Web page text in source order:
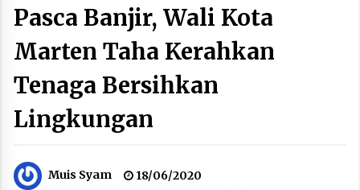
Pasca Banjir, Wali Kota
Marten Taha Kerahkan
Tenaga Bersihkan
Lingkungan
Muis Syam 18/06/2020